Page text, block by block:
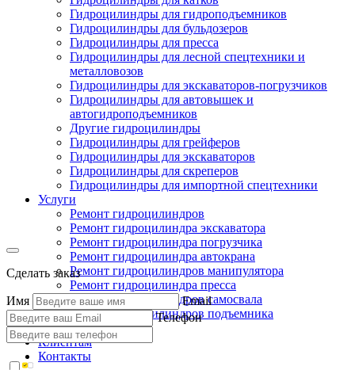
Гидроцилиндры для гидроподъемников
Гидроцилиндры для бульдозеров
Гидроцилиндры для пресса
Гидроцилиндры для лесной спецтехники и
металловозов
Гидроцилиндры для экскаваторов-погрузчиков
Гидроцилиндры для автовышек и
автогидроподъемников
Другие гидроцилиндры
Гидроцилиндры для грейферов
Гидроцилиндры для экскаваторов
Гидроцилиндры для скреперов
Гидроцилиндры для импортной спецтехники
Услуги
Ремонт гидроцилиндров
Ремонт гидроцилиндра экскаватора
Ремонт гидроцилиндра погрузчика
Ремонт гидроцилиндра автокрана
Ремонт гидроцилиндров манипулятора
Ремонт гидроцилиндра пресса
Ремонт гидроцилиндров самосвала
Ремонт гидроцилиндров подъемника
Производство
Клиентам
Контакты
Сделать заказ
Имя
Email
Телефон